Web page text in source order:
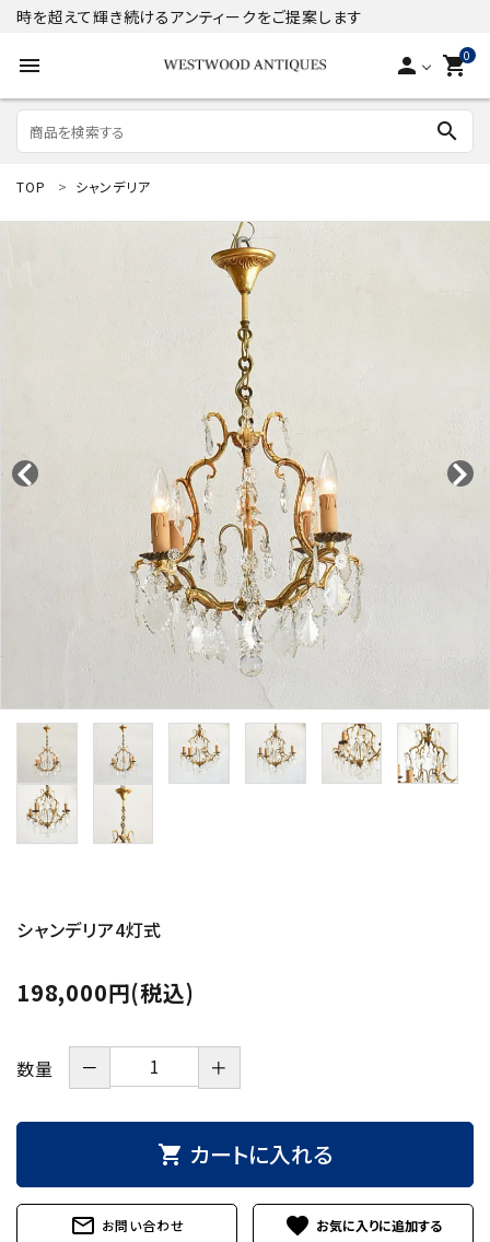
時を超えて輝き続けるアンティークをご提案します
menu person 0
shopping_cart
search
ACCOUNT MENU
新規会員登録
コンテンツ
その他サービス
ご利用ガイド
プライバシーポリシー
特定商取引法について
お問い合わせ
TOP シャンデリア
シャンデリア4灯式
198,000円(税込)
数量 － ＋
shopping_cart カートに入れる
mail_outline お問い合わせ favorite